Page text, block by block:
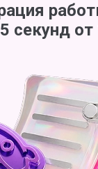
секунд от